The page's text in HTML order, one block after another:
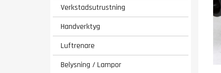
Verkstadsutrustning
Handverktyg
Luftrenare
Belysning / Lampor